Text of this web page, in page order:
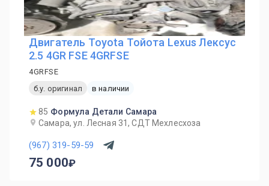
Двигатель Toyota Тойота Lexus Лексус
2.5 4GR FSE 4GRFSE
4GRFSE
б.у. оригинал
в наличии
85 Формула Детали Самара
Самара, ул. Лесная 31, СДТ Мехлесхоза
(967) 319-59-59
75 000